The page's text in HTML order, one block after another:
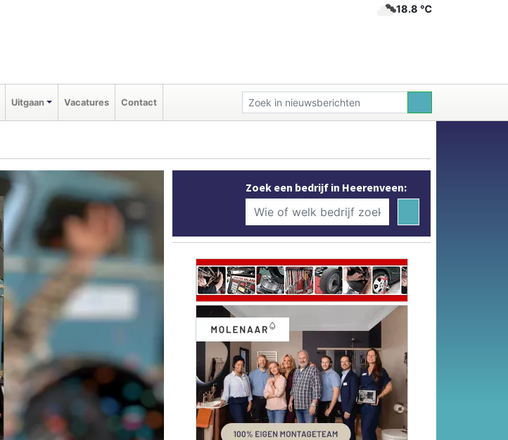
18.8 ℃
Uitgaan Vacatures Contact
Zoek een bedrijf in Heerenveen: